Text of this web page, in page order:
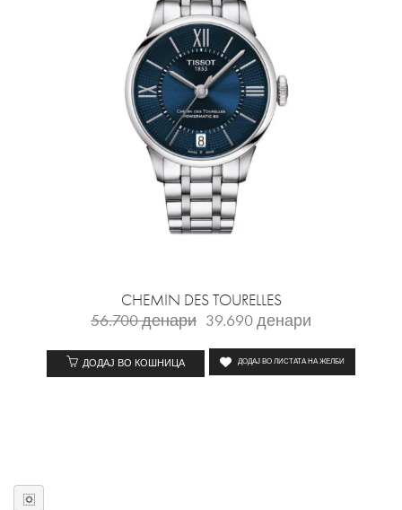
CHEMIN DES TOURELLES
56.700денари 39.690денари
ДОДАЈ ВО КОШНИЦА ДОДАЈ ВО ЛИСТАТА НА ЖЕЛБИ